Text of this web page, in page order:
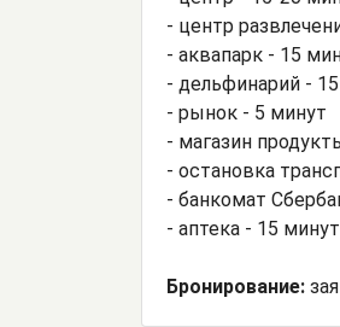
- центр
- аквапарк - 15
- дельфинарий -
- рынок - 5 минут
- магазин
- остановка
- банкомат
- аптека - 15 минут
Бронирование: